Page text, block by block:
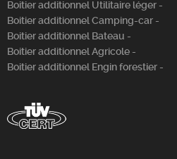
Boitier additionnel Utilitaire léger -
Boitier additionnel Camping-car -
Boitier additionnel Bateau -
Boitier additionnel Agricole -
Boitier additionnel Engin forestier -